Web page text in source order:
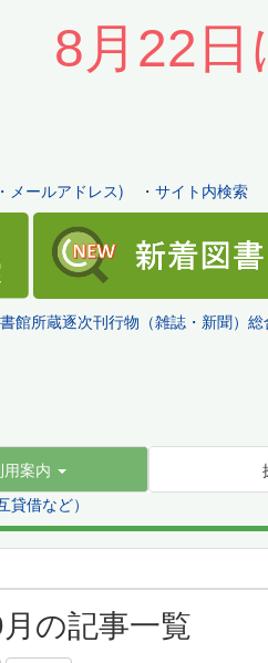
8月22日
メールアドレス) ・ サイト内検索
館所蔵逐次刊行物（雑誌・新聞）
案内
借など）
の記事一覧